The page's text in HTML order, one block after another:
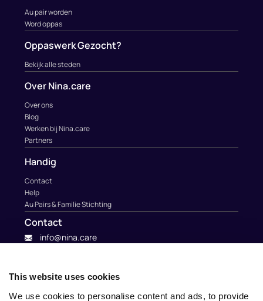
This website uses cookies
We use cookies to personalise content and ads, to provide
Au pair worden
Word oppas
Oppaswerk Gezocht?
Bekijk alle steden
Over Nina.care
Over ons
Blog
Werken bij Nina.care
Partners
Handig
Contact
Help
Au Pairs & Familie Stichting
Contact
info@nina.care